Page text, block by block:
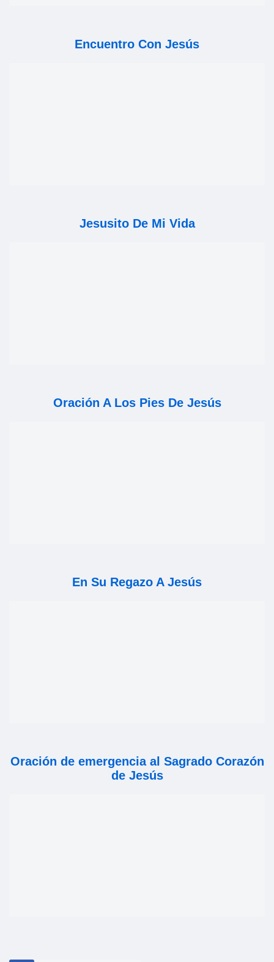
Encuentro Con Jesús
Jesusito De Mi Vida
Oración A Los Pies De Jesús
En Su Regazo A Jesús
Oración de emergencia al Sagrado Corazón
de Jesús